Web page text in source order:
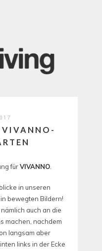
VIVANNO-
fürVIVANNO
in unseren
bewegten Bildern!
auch an die
machen, nachdem
langsam aber
links in der Ecke